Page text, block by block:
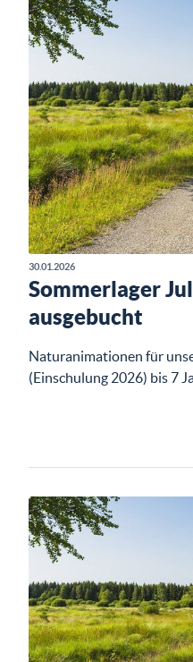
30.01.2026
Sommerlager
ausgebucht
Naturanimationen für
(Einschulung 2026) bis 7